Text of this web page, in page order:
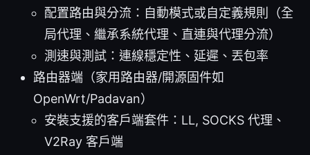
配置路由與分流：自動模式或自定義規則（全
局代理、繼承系統代理、直連與代理分流）
測速與測試：連線穩定性、延遲、丟包率
路由器端（家用路由器/開源固件如
OpenWrt/Padavan）
安裝支援的客戶端套件：LL, SOCKS 代理、
V2Ray 客戶端